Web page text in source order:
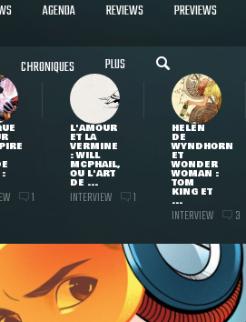
AGENDA REVIEWS PREVIEWS
CHRONIQUES PLUS
:
1
L'AMOUR
ET LA
VERMINE
: WILL
MCPHAIL,
OU L'ART
DE ...
INTERVIEW 1
HELEN
DE
WYNDHORN
ET
WONDER
WOMAN :
TOM
KING ET
...
INTERVIEW 3